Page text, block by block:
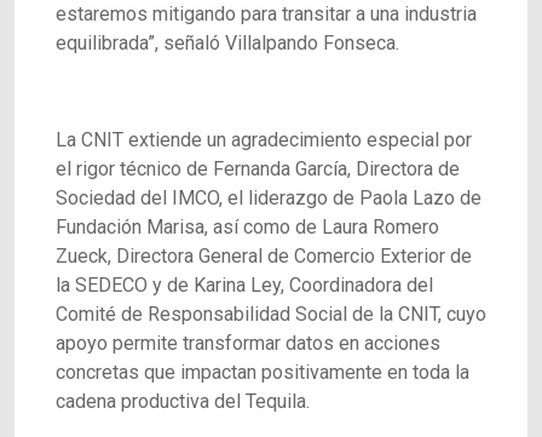
estaremos mitigando para transitar a una industria
equilibrada”, señaló Villalpando Fonseca.
La CNIT extiende un agradecimiento especial por
el rigor técnico de Fernanda García, Directora de
Sociedad del IMCO, el liderazgo de Paola Lazo de
Fundación Marisa, así como de Laura Romero
Zueck, Directora General de Comercio Exterior de
la SEDECO y de Karina Ley, Coordinadora del
Comité de Responsabilidad Social de la CNIT, cuyo
apoyo permite transformar datos en acciones
concretas que impactan positivamente en toda la
cadena productiva del Tequila.